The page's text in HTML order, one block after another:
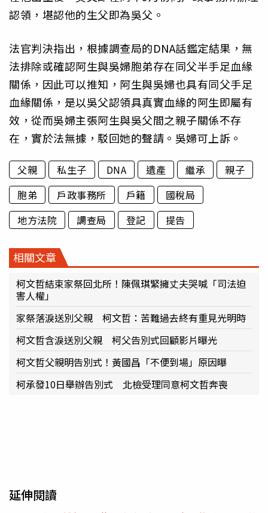
認領，堪認他的生父即為吳父。
法官判決指出，根據調查局的DNA話鑑定結果，無
法排除或確認阿生與吳婦胞弟存在同父半手足血緣
關係，因此可以推知，阿生與吳婦也具有同父手足
血緣關係，是以吳父認領具真實血緣的阿生即屬有
效，從而吳婦主張阿生與吳父間之親子關係不存
在，實於法無據，駁回她的聲請。吳婦可上訴。
父親 私生子 DNA 遺產 繼承
親子
胞弟
戶政事務所 戶籍
國稅局
地方法院
調查局 登記 提告
相關文章
柯文哲結束家祭回北所！陳佩琪緊擁丈夫哭喊「司法迫
害人權」
家祭落淚送別父親 柯文哲：苦難過去終有重見光明時
柯文哲含淚送別父親 柯父告別式回顧影片曝光
柯文哲父親明告別式！黃國昌「不便到場」原因曝
柯承發10日舉辦告別式 北檢受理同意柯文哲奔喪
延伸閱讀